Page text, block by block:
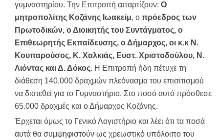
γυμναστηρίου. Την Επιτροπή απαρτίζουν: Ο
μητροπολίτης Κοζάνης Ιωακείμ, ο πρόεδρος των
Πρωτοδικών, ο Διοικητής του Συντάγματος, ο
Επιθεωρητής Εκπαίδευσης, ο Δήμαρχος, οι κ.κ Ν.
Κουπαρούσος, Κ. Χαλκιάς, Ευστ. Χριστοδούλου, Ν.
Λιόντας και Δ. Δόκος. Η Επιτροπή ήδη πέτυχε τη
διάθεση 140.000 δραχμών πλεόνασμα του επισιτισμού
να διατεθεί για το Γυμναστήριο. Στο ποσό αυτό πρόσθεσε
65.000 δραχμές και ο Δήμαρχος Κοζάνης.
Έρχεται όμως το Γενικό Λογιστήριο και λέει ότι τα ποσά
αυτά θα συμψηφιστούν ως χρεωστικό υπόλοιπο του